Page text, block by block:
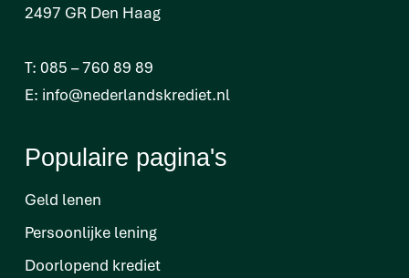
2497 GR Den Haag
T: 085 – 760 89 89
E: info@nederlandskrediet.nl
Populaire pagina's
Geld lenen
Persoonlijke lening
Doorlopend krediet